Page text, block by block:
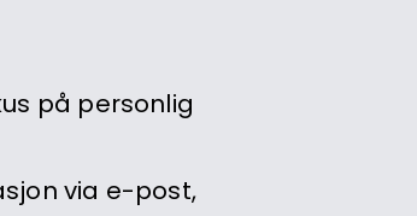
på personlig
via e-post,